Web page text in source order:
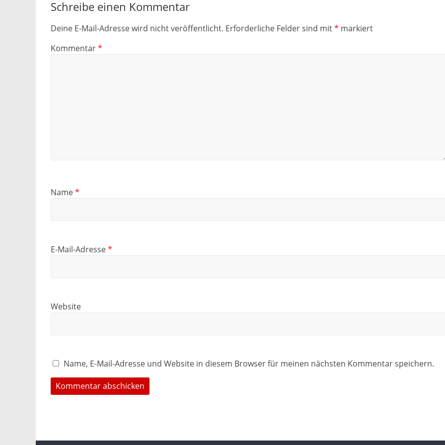
Schreibe einen Kommentar
Deine E-Mail-Adresse wird nicht veröffentlicht. Erforderliche Felder sind mit* markiert
Kommentar*
Name*
E-Mail-Adresse*
Website
Name, E-Mail-Adresse und Website in diesem Browser für meinen nächsten Kommentar speichern.